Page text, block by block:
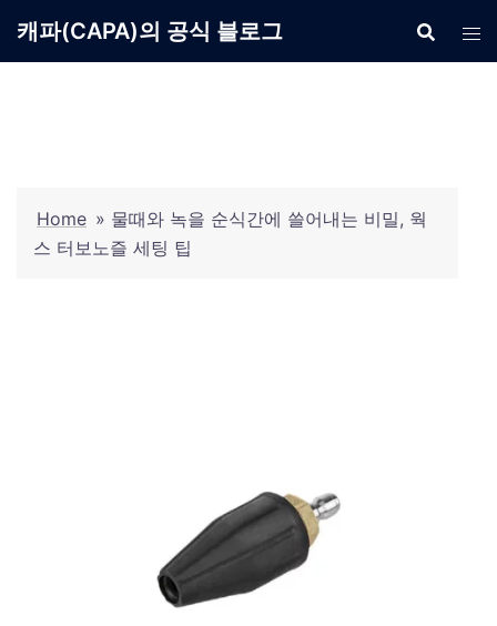
캐파(CAPA)의 공식 블로그
Home » 물때와 녹을 순식간에 쓸어내는 비밀, 웍
스 터보노즐 세팅 팁